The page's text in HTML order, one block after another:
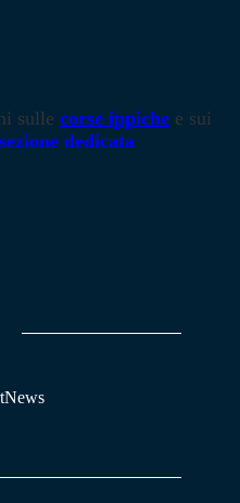
sulle corse ippiche e sui
sezione dedicata